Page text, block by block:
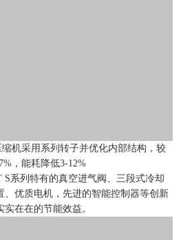
机采用系列转子并优化内部结构，较
，能耗降低3-12%
S系列特有的真空进气阀、三段式冷却
、优质电机，先进的智能控制器等创新
在在的节能效益。